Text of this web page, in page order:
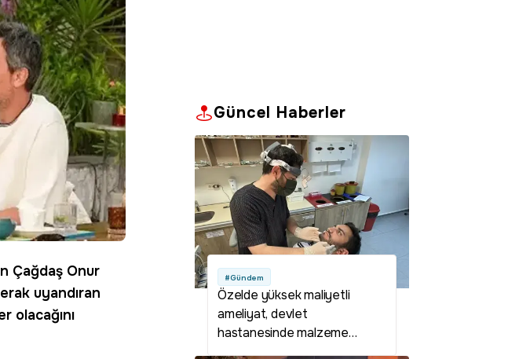
Çağdaş Onur
uyandıran
olacağını
Güncel Haberler
#Gündem
Özelde yüksek maliyetli
ameliyat, devlet
hastanesinde malzeme